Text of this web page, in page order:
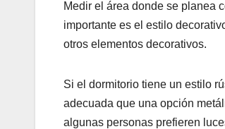
Medir el área donde se planea
importante es el estilo
otros elementos decorativos.
Si el dormitorio tiene un estilo
adecuada que una opción
algunas personas prefieren